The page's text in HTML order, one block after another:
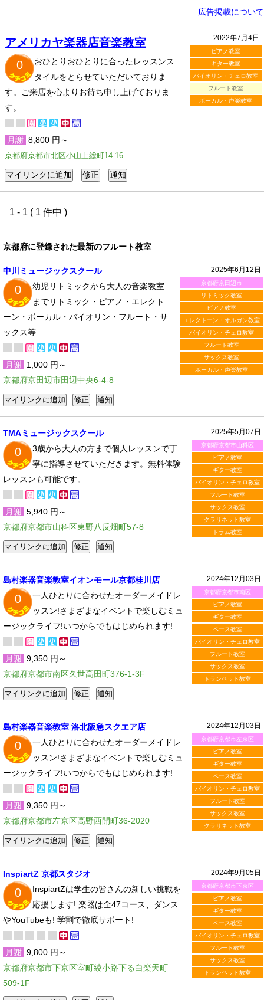
広告掲載について
2022年7月4日
ピアノ教室
ギター教室
バイオリン・チェロ教室
フルート教室
ボーカル・声楽教室
アメリカヤ楽器店音楽教室
0
おひとりおひとりに合ったレッスンス
タイルをとらせていただいておりま
す。ご来店を心よりお待ち申し上げておりま
す。
月謝 8,800 円～
京都府京都市北区小山上総町14-16
1 - 1 ( 1 件中 )
京都府に登録された最新のフルート教室
2025年6月12日
京都府京田辺市
リトミック教室
ピアノ教室
エレクトーン・オルガン教室
バイオリン・チェロ教室
フルート教室
サックス教室
ボーカル・声楽教室
中川ミュージックスクール
0
幼児リトミックから大人の音楽教室
までリトミック・ピアノ・エレクト
ーン・ボーカル・バイオリン・フルート・サ
ックス等
月謝 1,000 円～
京都府京田辺市田辺中央6-4-8
2025年5月07日
京都府京都市山科区
ピアノ教室
ギター教室
バイオリン・チェロ教室
フルート教室
サックス教室
クラリネット教室
ドラム教室
TMAミュージックスクール
0
3歳から大人の方まで個人レッスンで丁
寧に指導させていただきます。無料体験
レッスンも可能です。
月謝 5,940 円～
京都府京都市山科区東野八反畑町57-8
2024年12月03日
京都府京都市南区
ピアノ教室
ギター教室
ベース教室
バイオリン・チェロ教室
フルート教室
サックス教室
トランペット教室
島村楽器音楽教室イオンモール京都桂川店
0
一人ひとりに合わせたオーダーメイドレ
ッスン!さまざまなイベントで楽しむミュ
ージックライフ!いつからでもはじめられます!
月謝 9,350 円～
京都府京都市南区久世高田町376-1-3F
2024年12月03日
京都府京都市左京区
ピアノ教室
ギター教室
ベース教室
バイオリン・チェロ教室
フルート教室
サックス教室
クラリネット教室
島村楽器音楽教室 洛北阪急スクエア店
0
一人ひとりに合わせたオーダーメイドレ
ッスン!さまざまなイベントで楽しむミュ
ージックライフ!いつからでもはじめられます!
月謝 9,350 円～
京都府京都市左京区高野西開町36-2020
2024年9月05日
京都府京都市下京区
ピアノ教室
ギター教室
ベース教室
バイオリン・チェロ教室
フルート教室
サックス教室
トランペット教室
InspiartZ 京都スタジオ
0
InspiartZは学生の皆さんの新しい挑戦を
応援します! 楽器は全47コース、ダンス
やYouTubeも! 学割で徹底サポート!
月謝 9,800 円～
京都府京都市下京区室町綾小路下る白楽天町
509-1F